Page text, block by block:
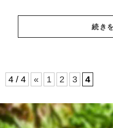
続き
4 / 4 « 1 2 3 4